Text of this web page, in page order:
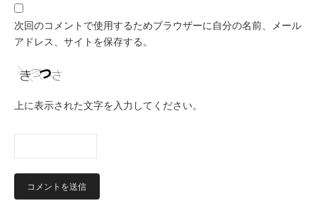
次回のコメントで使用するためブラウザーに自分の名前、メール
アドレス、サイトを保存する。
上に表示された文字を入力してください。